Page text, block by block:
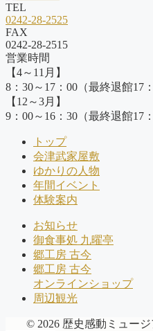
TEL
0242-28-2525
FAX
0242-28-2515
営業時間
【4～11月】
8：30～17：00（最終退館17：
【12～3月】
9：00～16：30（最終退館17：
トップ
会津武家屋敷
ゆかりの人物
年間イベント
体験案内
お知らせ
御食事処 九曜亭
郷工房 古今
郷工房 古今
オンラインショップ
周辺観光
© 2026 歴史感動ミュー